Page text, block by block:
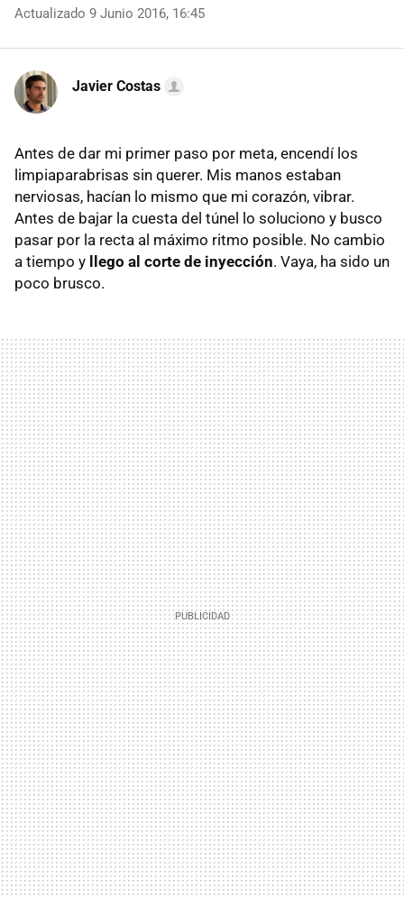
Actualizado 9 Junio 2016, 16:45
Javier Costas
Antes de dar mi primer paso por meta, encendí los
limpiaparabrisas sin querer. Mis manos estaban
nerviosas, hacían lo mismo que mi corazón, vibrar.
Antes de bajar la cuesta del túnel lo soluciono y busco
pasar por la recta al máximo ritmo posible. No cambio
a tiempo y llego al corte de inyección. Vaya, ha sido un
poco brusco.